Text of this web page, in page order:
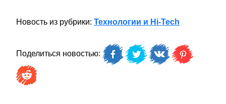
Новость из рубрики: Технологии и Hi-Tech
Поделиться новостью: